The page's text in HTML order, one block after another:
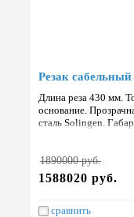
Резак сабельный
Длина реза 430 мм.
основание.
сталь Solingen.
1890000 руб.
1588020 руб.
сравнить